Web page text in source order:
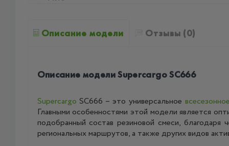
Описание модели Отзывы (0)
Описание модели Supercargo SC666
Supercargo SC666 – это универсальное всесезонное
Главными особенностями этой модели является
подобранный состав резиновой смеси, благодаря
региональных маршрутов, а также других видов